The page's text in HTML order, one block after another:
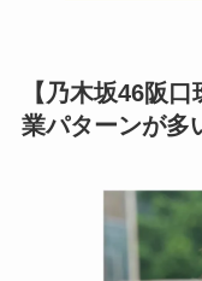
【乃木坂46阪
業パターンが多